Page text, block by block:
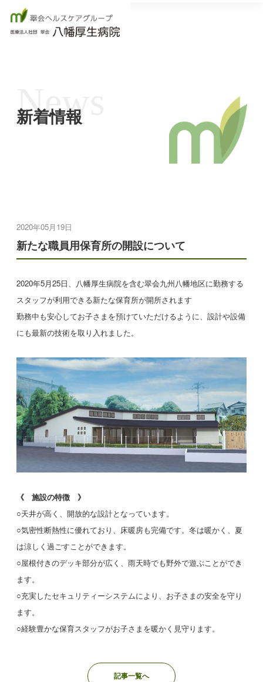
News
新着情報
2020年05月19日
新たな職員用保育所の開設について
2020年5月25日、八幡厚生病院を含む翠会九州八幡地区に勤務する
スタッフが利用できる新たな保育所が開所されます
勤務中も安心してお子さまを預けていただけるように、設計や設備
にも最新の技術を取り入れました。
《 施設の特徴 》
○天井が高く、開放的な設計となっています。
○気密性断熱性に優れており、床暖房も完備です。冬は暖かく、夏
は涼しく過ごすことができます。
○屋根付きのデッキ部分が広く、雨天時でも野外で遊ぶことができ
ます。
○充実したセキュリティーシステムにより、お子さまの安全を守り
ます。
○経験豊かな保育スタッフがお子さまを暖かく見守ります。
記事一覧へ